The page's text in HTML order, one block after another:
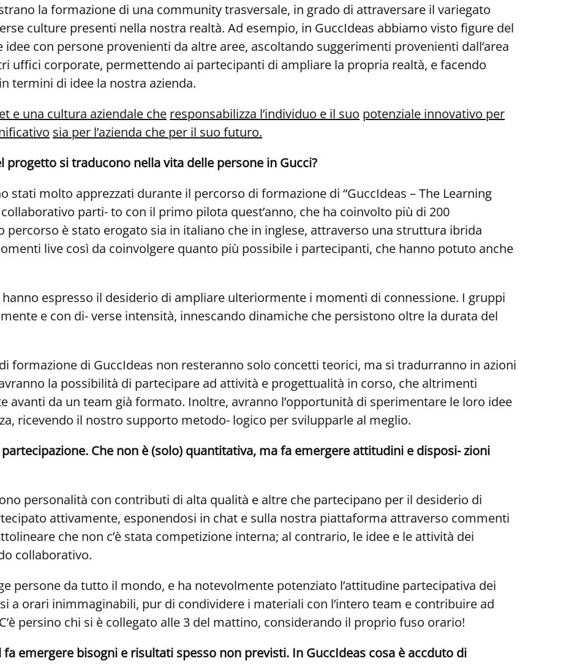
la formazione di una community trasversale, in grado di attraversare il variegato
culture presenti nella nostra realtà. Ad esempio, in GuccIdeas abbiamo visto figure del
con persone provenienti da altre aree, ascoltando suggerimenti provenienti dall’area
uffici corporate, permettendo ai partecipanti di ampliare la propria realtà, e facendo
termini di idee la nostra azienda.
e una cultura aziendale che responsabilizza l’individuo e il suo potenziale innovativo per
sia per l’azienda che per il suo futuro.
si traducono nella vita delle persone in Gucci?
stati molto apprezzati durante il percorso di formazione di “GuccIdeas – The Learning
parti- to con il primo pilota quest’anno, che ha coinvolto più di 200
è stato erogato sia in italiano che in inglese, attraverso una struttura ibrida
live così da coinvolgere quanto più possibile i partecipanti, che hanno potuto anche
espresso il desiderio di ampliare ulteriormente i momenti di connessione. I gruppi
e con di- verse intensità, innescando dinamiche che persistono oltre la durata del
formazione di GuccIdeas non resteranno solo concetti teorici, ma si tradurranno in azioni
la possibilità di partecipare ad attività e progettualità in corso, che altrimenti
avanti da un team già formato. Inoltre, avranno l’opportunità di sperimentare le loro idee
ricevendo il nostro supporto metodo- logico per svilupparle al meglio.
Che non è (solo) quantitativa, ma fa emergere attitudini e disposi- zioni
personalità con contributi di alta qualità e altre che partecipano per il desiderio di
attivamente, esponendosi in chat e sulla nostra piattaforma attraverso commenti
che non c’è stata competizione interna; al contrario, le idee e le attività dei
collaborativo.
persone da tutto il mondo, e ha notevolmente potenziato l’attitudine partecipativa dei
a orari inimmaginabili, pur di condividere i materiali con l’intero team e contribuire ad
persino chi si è collegato alle 3 del mattino, considerando il proprio fuso orario!
emergere bisogni e risultati spesso non previsti. In GuccIdeas cosa è accduto di